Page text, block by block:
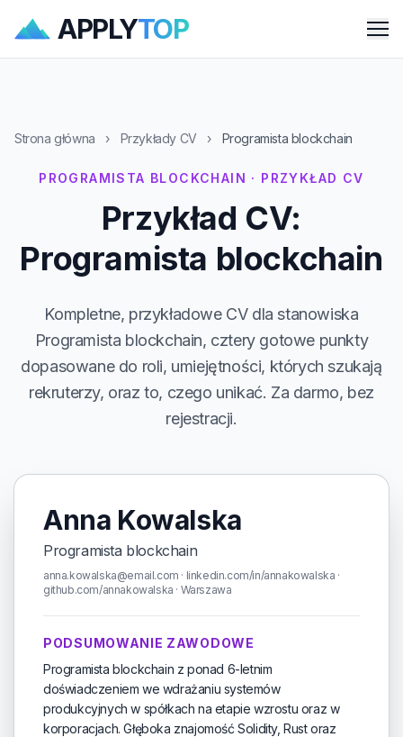
APPLYTOP
Strona główna › Przykłady CV › Programista blockchain
PROGRAMISTA BLOCKCHAIN · PRZYKŁAD CV
Przykład CV:
Programista blockchain
Kompletne, przykładowe CV dla stanowiska
Programista blockchain, cztery gotowe punkty
dopasowane do roli, umiejętności, których szukają
rekruterzy, oraz to, czego unikać. Za darmo, bez
rejestracji.
Anna Kowalska
Programista blockchain
anna.kowalska@email.com · linkedin.com/in/annakowalska ·
github.com/annakowalska · Warszawa
PODSUMOWANIE ZAWODOWE
Programista blockchain z ponad 6-letnim
doświadczeniem we wdrażaniu systemów
produkcyjnych w spółkach na etapie wzrostu oraz w
korporacjach. Głęboka znajomość Solidity, Rust oraz